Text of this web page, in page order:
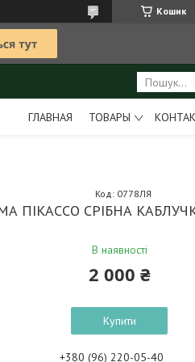
Кошик
ГЛАВНАЯ ТОВАРЫ
ПІКАССО СРІБНА
В наявності
Код: 0778ЛЯ
2 000 ₴
Купити
+380 (96) 220-05-40